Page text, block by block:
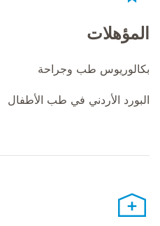
المؤهلات
بكالوريوس طب وجراحة
البورد الأردني في طب الأطفال